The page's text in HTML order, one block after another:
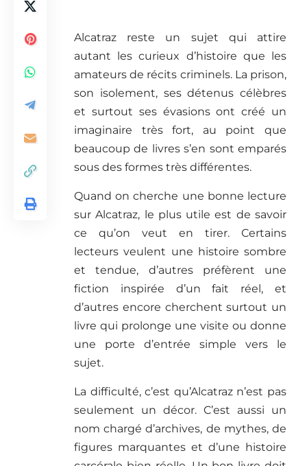
Alcatraz reste un sujet qui attire
autant les curieux d’histoire que les
amateurs de récits criminels. La prison,
son isolement, ses détenus célèbres
et surtout ses évasions ont créé un
imaginaire très fort, au point que
beaucoup de livres s’en sont emparés
sous des formes très différentes.
Quand on cherche une bonne lecture
sur Alcatraz, le plus utile est de savoir
ce qu’on veut en tirer. Certains
lecteurs veulent une histoire sombre
et tendue, d’autres préfèrent une
fiction inspirée d’un fait réel, et
d’autres encore cherchent surtout un
livre qui prolonge une visite ou donne
une porte d’entrée simple vers le
sujet.
La difficulté, c’est qu’Alcatraz n’est pas
seulement un décor. C’est aussi un
nom chargé d’archives, de mythes, de
figures marquantes et d’une histoire